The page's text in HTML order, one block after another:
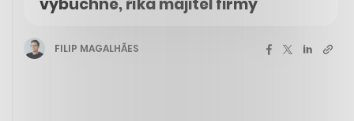
vybuchne, říká majitel firmy
FILIP MAGALHÃES